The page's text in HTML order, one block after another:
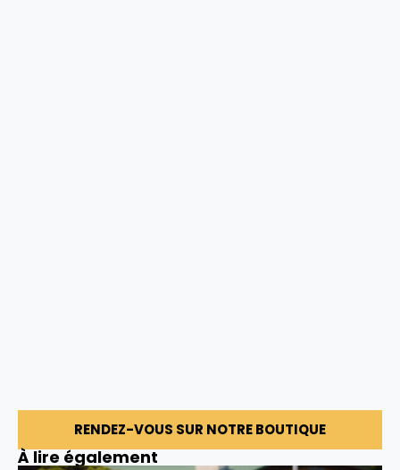
RENDEZ-VOUS SUR NOTRE BOUTIQUE
À lire également